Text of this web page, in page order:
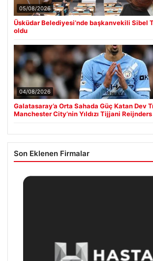
05/08/2026
Üsküdar Belediyesi’nde başkanvekili Sibel
oldu
04/08/2026
Galatasaray’a Orta Sahada Güç Katan Dev
Manchester City’nin Yıldızı Tijjani Reijnders
Son Eklenen Firmalar